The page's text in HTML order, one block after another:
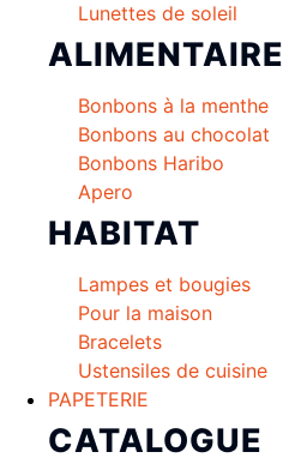
Lunettes de soleil
ALIMENTAIRE
Bonbons à la menthe
Bonbons au chocolat
Bonbons Haribo
Apero
HABITAT
Lampes et bougies
Pour la maison
Bracelets
Ustensiles de cuisine
PAPETERIE
CATALOGUE